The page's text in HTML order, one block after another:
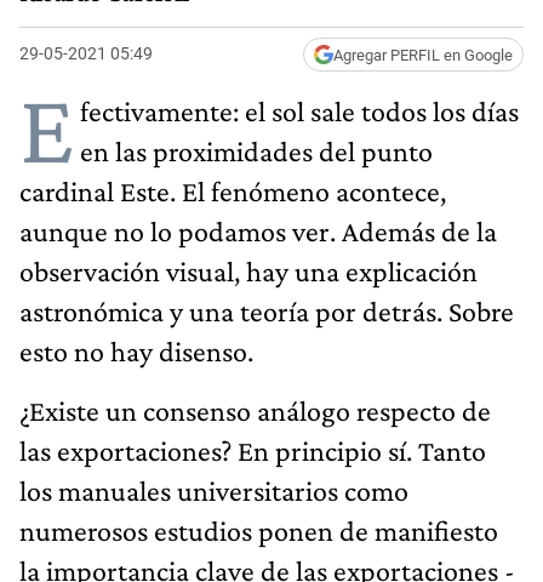
29-05-2021 05:49 Agregar PERFIL en Google
E fectivamente: el sol sale todos los días
en las proximidades del punto
cardinal Este. El fenómeno acontece,
aunque no lo podamos ver. Además de la
observación visual, hay una explicación
astronómica y una teoría por detrás. Sobre
esto no hay disenso.
¿Existe un consenso análogo respecto de
las exportaciones? En principio sí. Tanto
los manuales universitarios como
numerosos estudios ponen de manifiesto
la importancia clave de las exportaciones -